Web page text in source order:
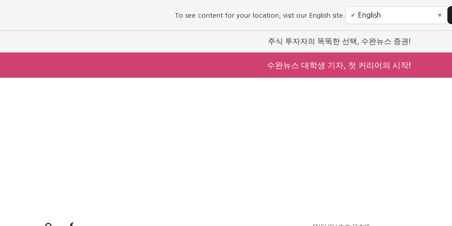
To see content for your location, visit our English site. ✓ ▼
주식 투자자의 똑똑한 선택, 수완뉴스 증권!
수완뉴스 대학생 기자, 첫 커리어의 시작!